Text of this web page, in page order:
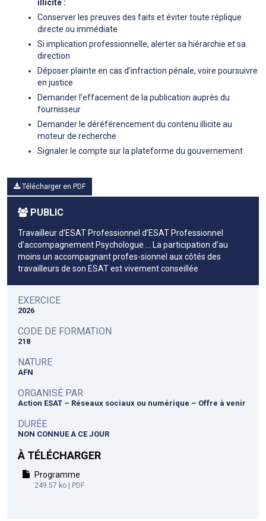
illicite :
Conserver les preuves des faits et éviter toute réplique
directe ou immédiate
Si implication professionnelle, alerter sa hiérarchie et sa
direction
Déposer plainte en cas d’infraction pénale, voire poursuivre
en justice
Demander l’effacement de la publication auprès du
fournisseur
Demander le déréférencement du contenu illicite au
moteur de recherche
Signaler le compte sur la plateforme du gouvernement
Télécharger en PDF
PUBLIC
Travailleur d’ESAT Professionnel d’ESAT Professionnel
d’accompagnement Psychologue … La participation d’au
moins un accompagnant profes-sionnel aux côtés des
travailleurs de son ESAT est vivement conseillée
EXERCICE
2026
CODE DE FORMATION
218
NATURE
AFN
ORGANISÉ PAR
Action ESAT – Réseaux sociaux ou numérique – Offre à venir
DURÉE
NON CONNUE A CE JOUR
À TÉLÉCHARGER
Programme
249.57 ko | PDF